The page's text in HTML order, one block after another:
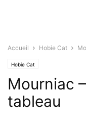
Accueil Hobie Cat
Hobie Cat
Mourniac
tableau